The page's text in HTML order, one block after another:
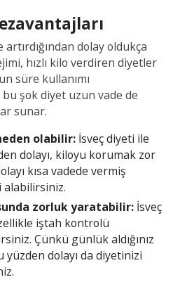
dolay oldukça
hızlı kilo verdiren diyetler
süre kullanımı
şok diyet uzun vade de
sunar.
olabilir: İsveç diyeti ile
dolayı, kiloyu korumak zor
kısa vadede vermiş
alabilirsiniz.
zorluk yaratabilir: İsveç
iştah kontrolü
Çünkü günlük aldığınız
yüzden dolayı da diyetinizi